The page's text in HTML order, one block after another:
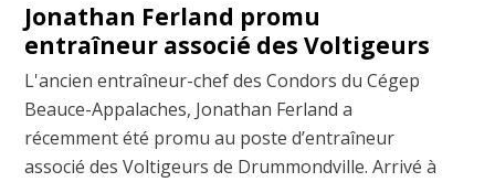
Jonathan Ferland promu
entraîneur associé des Voltigeurs
L'ancien entraîneur-chef des Condors du Cégep
Beauce-Appalaches, Jonathan Ferland a
récemment été promu au poste d’entraîneur
associé des Voltigeurs de Drummondville. Arrivé à